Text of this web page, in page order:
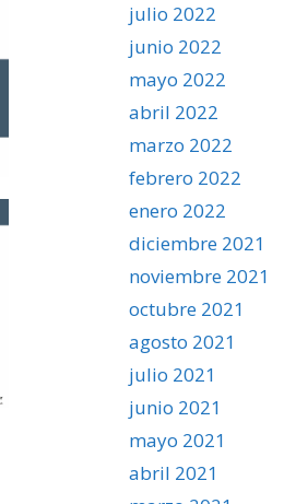
julio 2022
junio 2022
mayo 2022
abril 2022
marzo 2022
febrero 2022
enero 2022
diciembre 2021
noviembre 2021
octubre 2021
agosto 2021
julio 2021
junio 2021
mayo 2021
abril 2021